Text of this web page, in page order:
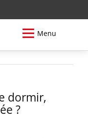
Menu
dormir,
?